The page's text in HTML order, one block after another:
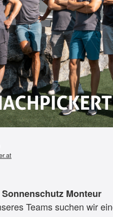
Monteur
Teams suchen wir